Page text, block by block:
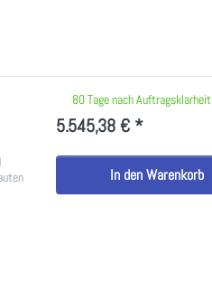
vor.80 Tage nach Auftragsklarheit
5.545,38 € *
In den Warenkorb